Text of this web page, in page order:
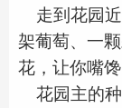
走到花园近
架葡萄、一
花，让你嘴
花园主的种